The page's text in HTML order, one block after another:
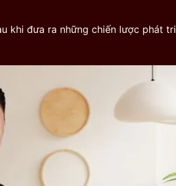
khi đưa ra những chiến lược phát